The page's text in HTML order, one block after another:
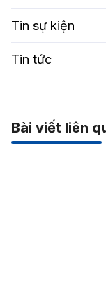
Tin sự kiện
Tin tức
Bài viết liên